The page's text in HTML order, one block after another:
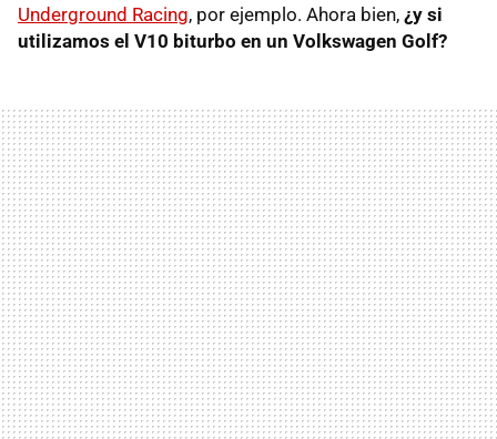
Underground Racing, por ejemplo. Ahora bien, ¿y si
utilizamos el V10 biturbo en un Volkswagen Golf?